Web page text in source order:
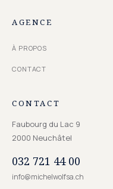
AGENCE
À PROPOS
CONTACT
CONTACT
Faubourg du Lac 9
2000 Neuchâtel
032 721 44 00
info@michelwolfsa.ch